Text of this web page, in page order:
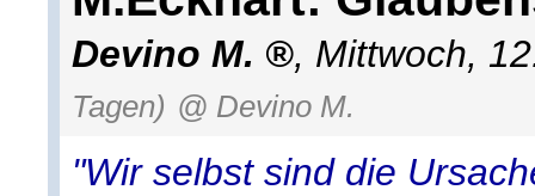
Devino M. , Mittwoch,
Tagen) @ Devino M.
"Wir selbst sind die